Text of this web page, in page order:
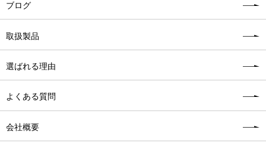
ブログ
取扱製品
選ばれる理由
よくある質問
会社概要